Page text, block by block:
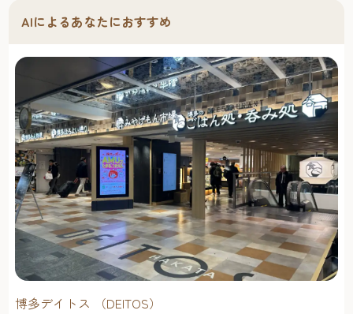
AIによるあなたにおすすめ
博多デイトス （DEITOS）